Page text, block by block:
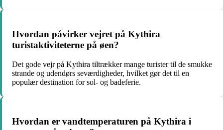
Hvordan påvirker vejret på Kythira
turistaktiviteterne på øen?
Det gode vejr på Kythira tiltrækker mange turister til de smukke
strande og udendørs seværdigheder, hvilket gør det til en
populær destination for sol- og badeferie.
Hvordan er vandtemperaturen på Kythira i